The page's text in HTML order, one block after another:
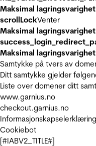
Maksimal lagringsvarighet
scrollLockVenter
Maksimal lagringsvarighet
Maksimal lagringsvarighet
Samtykke på tvers av
Ditt samtykke gjelder
Liste over domener ditt
www.garnius.no
checkout.garnius.no
Cookiebot
[#IABV2_TITLE#]